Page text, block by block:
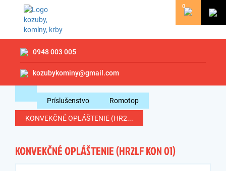
0
0948 003 005
kozubykominy@gmail.com
Príslušenstvo Romotop
KONVEKČNÉ OPLÁŠTENIE (HR2...
KONVEKČNÉ OPLÁŠTENIE (HR2LF KON 01)